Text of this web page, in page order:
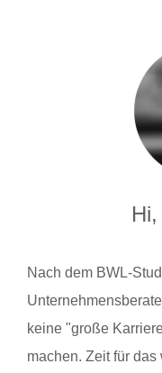
Nach dem BWL-
keine "große
machen. Zeit für